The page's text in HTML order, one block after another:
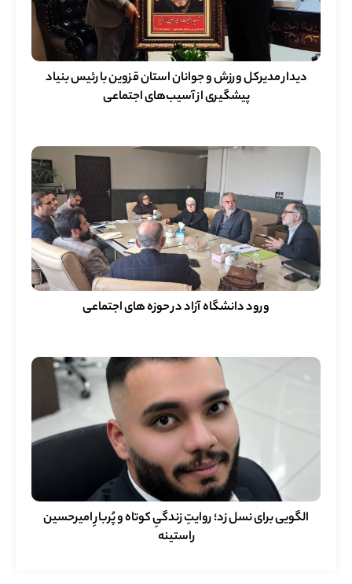
دیدار مدیرکل ورزش و جوانان استان قزوین با رئیس بنیاد
پیشگیری از آسیب‌های اجتماعی
ورود دانشگاه آزاد در حوزه های اجتماعی
الگویی برای نسل زد؛ روایتِ زندگیِ کوتاه و پُربارِ امیرحسین
راستینه